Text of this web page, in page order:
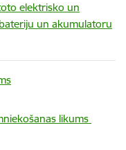
elektrisko un
un akumulatoru
likums